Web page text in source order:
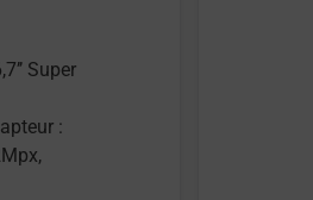
Super
: